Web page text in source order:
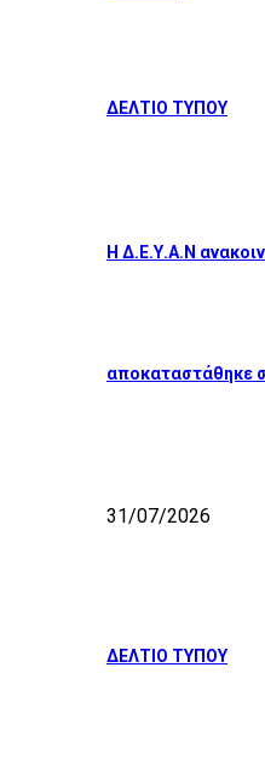
ΔΕΛΤΙΟ ΤΥΠΟΥ
Η Δ.Ε.Υ.Α.Ν
αποκαταστάθηκε
31/07/2026
ΔΕΛΤΙΟ ΤΥΠΟΥ